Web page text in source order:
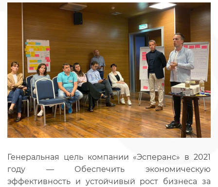
Генеральная цель компании «Эсперанс» в 2021
году — Обеспечить экономическую
эффективность и устойчивый рост бизнеса за